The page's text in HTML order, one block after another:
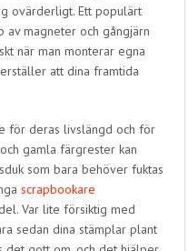
ovärderligt. Ett populärt
av magneter och gångjärn
när man monterar egna
att dina framtida
för deras livslängd och för
gamla färgrester kan
som bara behöver fuktas
scrapbookare
Var lite försiktig med
sedan dina stämplar plant